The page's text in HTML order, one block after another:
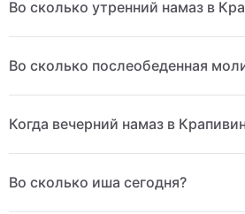
Во сколько утренний намаз в
Во сколько послеобеденная
Когда вечерний намаз в
Во сколько иша сегодня?